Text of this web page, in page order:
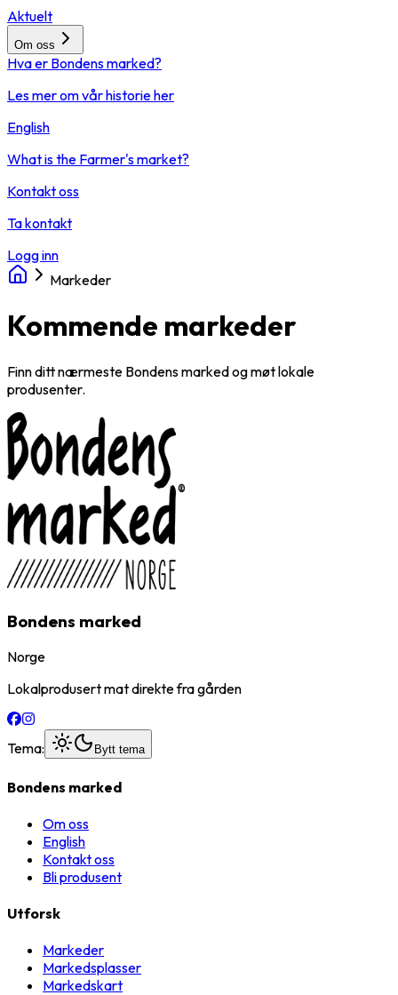
Aktuelt
Om oss
Hva er Bondens marked?
Les mer om vår historie her
English
What is the Farmer's market?
Kontakt oss
Ta kontakt
Logg inn
Markeder
Kommende markeder
Finn ditt nærmeste Bondens marked og møt lokale
produsenter.
Bondens marked
Norge
Lokalprodusert mat direkte fra gården
Tema: Bytt tema
Bondens marked
Om oss
English
Kontakt oss
Bli produsent
Utforsk
Markeder
Markedsplasser
Markedskart